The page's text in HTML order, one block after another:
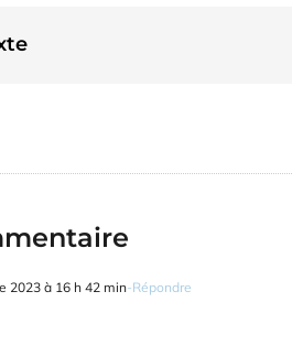
2023 à 16 h 42 min-Répondre